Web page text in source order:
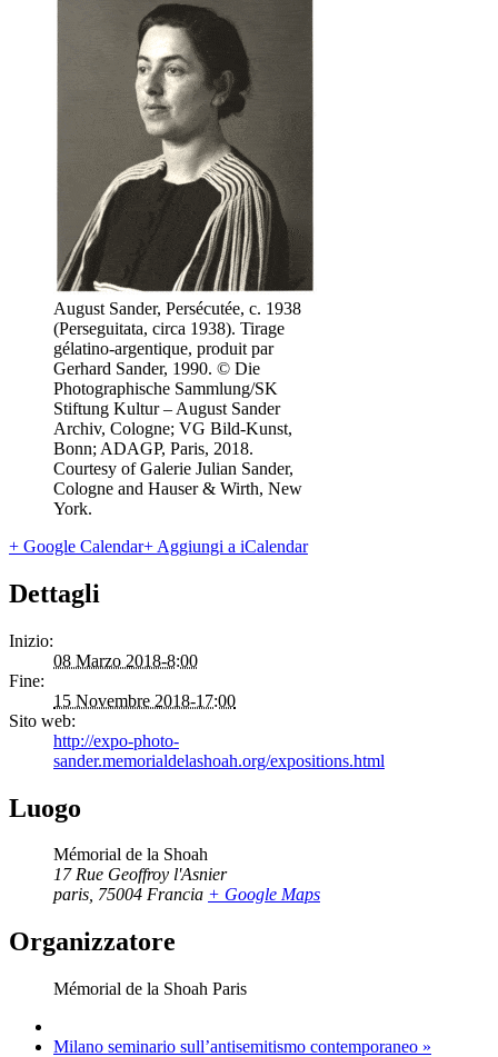
August Sander, Persécutée, c. 1938
(Perseguitata, circa 1938). Tirage
gélatino-argentique, produit par
Gerhard Sander, 1990. © Die
Photographische Sammlung/SK
Stiftung Kultur – August Sander
Archiv, Cologne; VG Bild-Kunst,
Bonn; ADAGP, Paris, 2018.
Courtesy of Galerie Julian Sander,
Cologne and Hauser & Wirth, New
York.
+ Google Calendar+ Aggiungi a iCalendar
Dettagli
Inizio:
08 Marzo 2018-8:00
Fine:
15 Novembre 2018-17:00
Sito web:
http://expo-photo-
sander.memorialdelashoah.org/expositions.html
Luogo
Mémorial de la Shoah
17 Rue Geoffroy l'Asnier
paris, 75004 Francia + Google Maps
Organizzatore
Mémorial de la Shoah Paris
Milano seminario sull’antisemitismo contemporaneo »